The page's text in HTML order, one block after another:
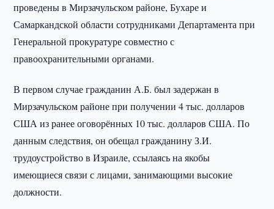
проведены в Мирзачульском районе, Бухаре и
Самаркандской области сотрудниками Департамента при
Генеральной прокуратуре совместно с
правоохранительными органами.
В первом случае гражданин А.Б. был задержан в
Мирзачульском районе при получении 4 тыс. долларов
США из ранее оговорённых 10 тыс. долларов США. По
данным следствия, он обещал гражданину З.И.
трудоустройство в Израиле, ссылаясь на якобы
имеющиеся связи с лицами, занимающими высокие
должности.